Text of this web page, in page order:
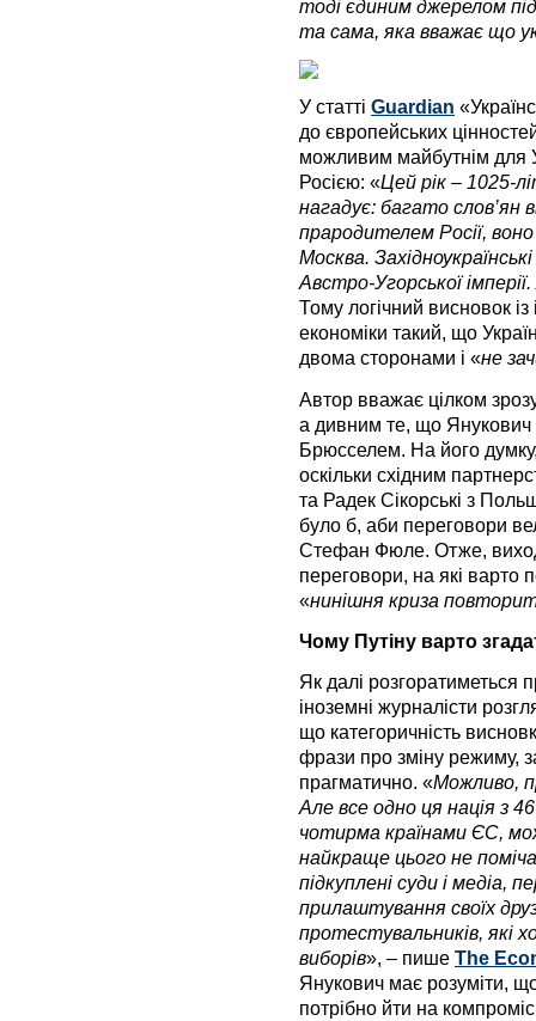
тоді єдиним джерелом
та сама, яка вважає що
У статті Guardian
до європейських
можливим майбутнім для
Росією: «Цей рік – 1025-
нагадує: багато слов’ян
прародителем Росії,
Москва.
Австро-Угорської
Тому логічний висновок із
економіки такий, що
двома сторонами і «не
Автор вважає цілком
а дивним те, що Янукович
Брюсселем. На його
оскільки східним
та Радек Сікорські з
було б, аби переговори
Стефан Фюле. Отже,
переговори, на які варто
«нинішня криза
Чому Путіну варто
Як далі розгоратиметься
іноземні журналісти
що категоричність
фрази про зміну режиму,
прагматично. «Можливо,
Але все одно ця нація з
чотирма країнами ЄС,
найкраще цього не
підкуплені суди і медіа,
прилаштування своїх
протестувальників, які
виборів», – пише The
Янукович має розуміти,
потрібно йти на